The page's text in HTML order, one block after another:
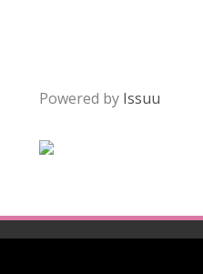
Powered by Issuu